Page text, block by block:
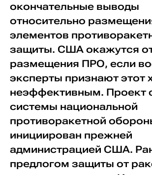
окончательные выводы
относительно
элементов
защиты. США окажутся
размещения ПРО, если
эксперты признают этот
неэффективным. Проект
системы национальной
противоракетной
инициирован прежней
администрацией США.
предлогом защиты от